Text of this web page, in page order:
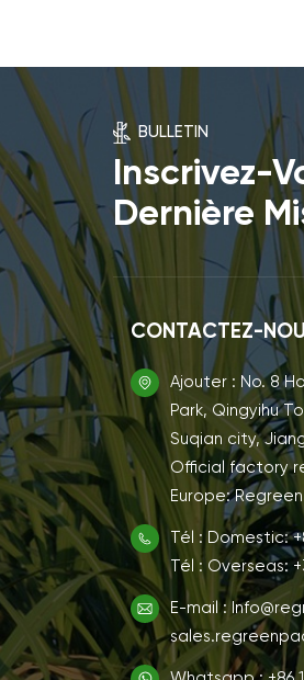
BULLETIN
Inscrivez-
Dernière
CONTACTEZ-
Ajouter : No. 8
Park, Qingyihu
Suqian city,
Official factory
Europe: Regreen
Tél : Domestic:
Tél : Overseas:
E-mail :